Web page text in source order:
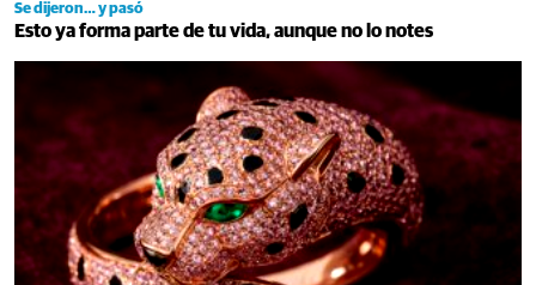
Se dijeron… y pasó
Esto ya forma parte de tu vida, aunque no lo notes